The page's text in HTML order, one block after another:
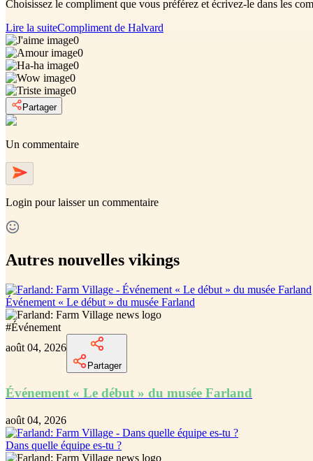
Choisissez le compliment que vous préférez et écrivez-le dans les
Lire la suiteCompliment de Halvard
0
0
0
0
0
Partager
Un commentaire
Login pour laisser un commentaire
Autres nouvelles vikings
Événement « Le début » du musée Farland
#Événement
août 04, 2026
Partager
Événement « Le début » du musée Farland
août 04, 2026
Dans quelle équipe es-tu ?